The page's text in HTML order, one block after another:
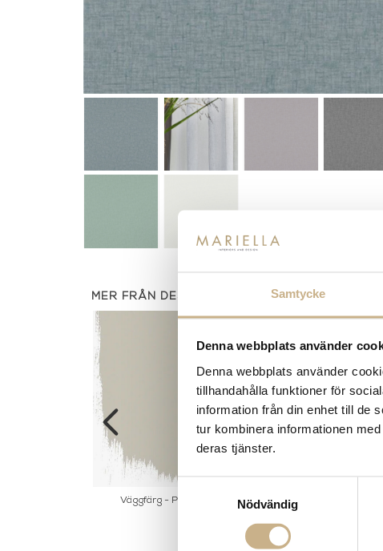
Samtycke
Denna webbplats använder
Denna webbplats använder
tillhandahålla funktioner för
information från din enhet till de
tur kombinera informationen
deras tjänster.
Samtyckesval
Nödvändig
MER FRÅN DESIGNERS GUILD
Väggfärg - Portobello Grey